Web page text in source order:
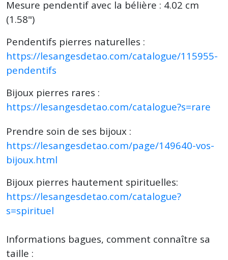
Mesure pendentif avec la bélière : 4.02 cm
(1.58")
Pendentifs pierres naturelles :
https://lesangesdetao.com/catalogue/115955-
pendentifs
Bijoux pierres rares :
https://lesangesdetao.com/catalogue?s=rare
Prendre soin de ses bijoux :
https://lesangesdetao.com/page/149640-vos-
bijoux.html
Bijoux pierres hautement spirituelles:
https://lesangesdetao.com/catalogue?
s=spirituel
Informations bagues, comment connaître sa
taille :